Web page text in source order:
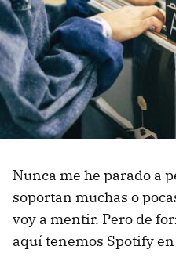
Nunca me he parado a
soportan muchas o
voy a mentir. Pero de
aquí tenemos Spotify